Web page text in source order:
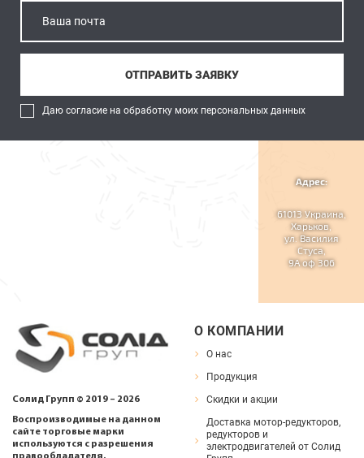
Даю согласие на обработку моих персональных данных
Адрес:
61013 Украина,
Харьков,
ул. Василия
Стуса,
9А оф 306
Солид Групп © 2019 – 2026
Воспроизводимые на данном
сайте торговые марки
используются с разрешения
правообладателя.
О КОМПАНИИ
О нас
Продукция
Скидки и акции
Доставка мотор-редукторов,
редукторов и
электродвигателей от Солид